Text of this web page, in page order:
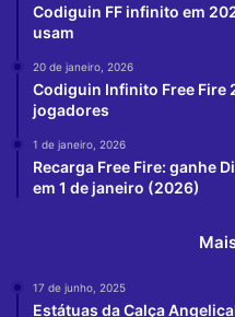
Codiguin FF infinito em
usam
20 de janeiro, 2026
Codiguin Infinito Free Fire
jogadores
1 de janeiro, 2026
Recarga Free Fire: ganhe
em 1 de janeiro (2026)
17 de junho, 2025
Estátuas da Calça